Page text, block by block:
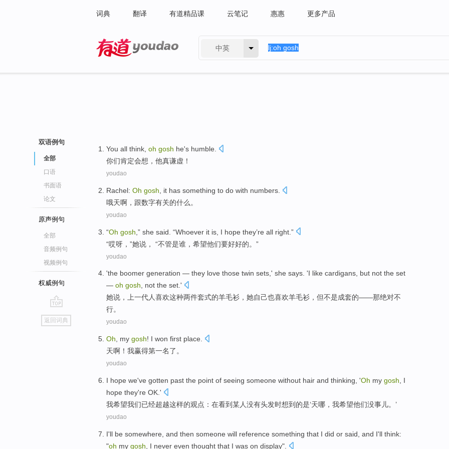
词典 翻译 有道精品课 云笔记 惠惠 更多产品
中英
双语例句
全部
口语
书面语
论文
原声例句
全部
音频例句
视频例句
权威例句
go
top
返回词典
You all think oh gosh he's humble
你们肯定会想 ， 他真谦虚！
youdao
Rachel: Oh gosh , it has something to do with numbers
哦天啊 ， 跟数字有关的什么 。
youdao
“Oh gosh ,” she said . “Whoever it is, I hope they’re all right .”
“哎呀 ，”她说 ， “不管是谁， 希望他们要好好的。”
youdao
'the boomer generation — they love those twin sets,' she says. 'I like cardigans, but not the set
— oh gosh, not the set.'
她说 ， 上一代人喜欢这种两件套式的羊毛衫 ，她自己也喜欢羊毛衫， 但不是成套的——那绝对不
行。
youdao
Oh , my gosh! I won first place
天啊 ！ 我赢得第一名了。
youdao
I hope we've gotten past the point of seeing someone without hair and thinking , 'Oh my gosh , I
hope they're OK .'
我希望我们已经超越这样的观点 ：在看到某人没有头发时想到 的是‘天哪 ，我希望他们没事儿。’
youdao
I'll be somewhere , and then someone will reference something that I did or said , and I'll think:
"oh my gosh I never even thought that I was on display".